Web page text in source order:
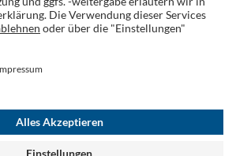
Widerruf einreichen